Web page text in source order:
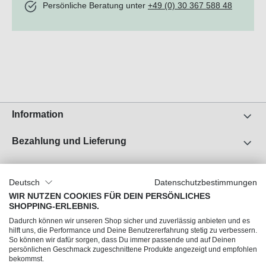
Persönliche Beratung unter +49 (0) 30 367 588 48
Information
Bezahlung und Lieferung
Über uns
Jobs
Impressum
AGB
Datenschutz
Deutsch
Datenschutzbestimmungen
WIR NUTZEN COOKIES FÜR DEIN PERSÖNLICHES
SHOPPING-ERLEBNIS.
Dadurch können wir unseren Shop sicher und zuverlässig anbieten und es
hilft uns, die Performance und Deine Benutzererfahrung stetig zu verbessern.
So können wir dafür sorgen, dass Du immer passende und auf Deinen
persönlichen Geschmack zugeschnittene Produkte angezeigt und empfohlen
bekommst.